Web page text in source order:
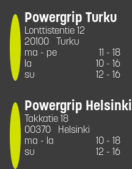
Powergrip Turku
Lonttistentie 12
20100
Turku
ma - pe
11 - 18
la
10 - 16
su
12 - 16
Powergrip Helsinki
Takkatie 18
00370
Helsinki
ma - la
10 - 18
su
12 - 16